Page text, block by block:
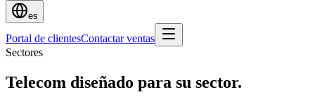
es
Portal de clientesContactar ventas
Sectores
Telecom diseñado para su sector.